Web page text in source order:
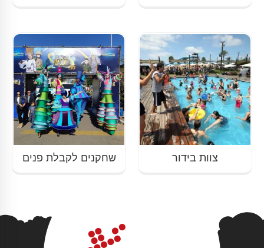
צוות בידור שחקנים לקבלת פנים